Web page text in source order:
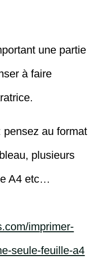
une partie
à faire
pensez au format
plusieurs
A4 etc…
imprimer-
seule-feuille-a4